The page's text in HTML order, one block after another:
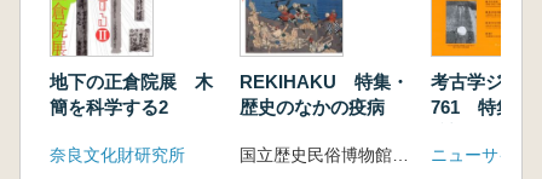
地下の正倉院展 木
簡を科学する2
奈良文化財研究所
REKIHAKU 特集・
歴史のなかの疫病
国立歴史民俗博物館 編集
考古学ジャ
761 特集
ニューサイエ